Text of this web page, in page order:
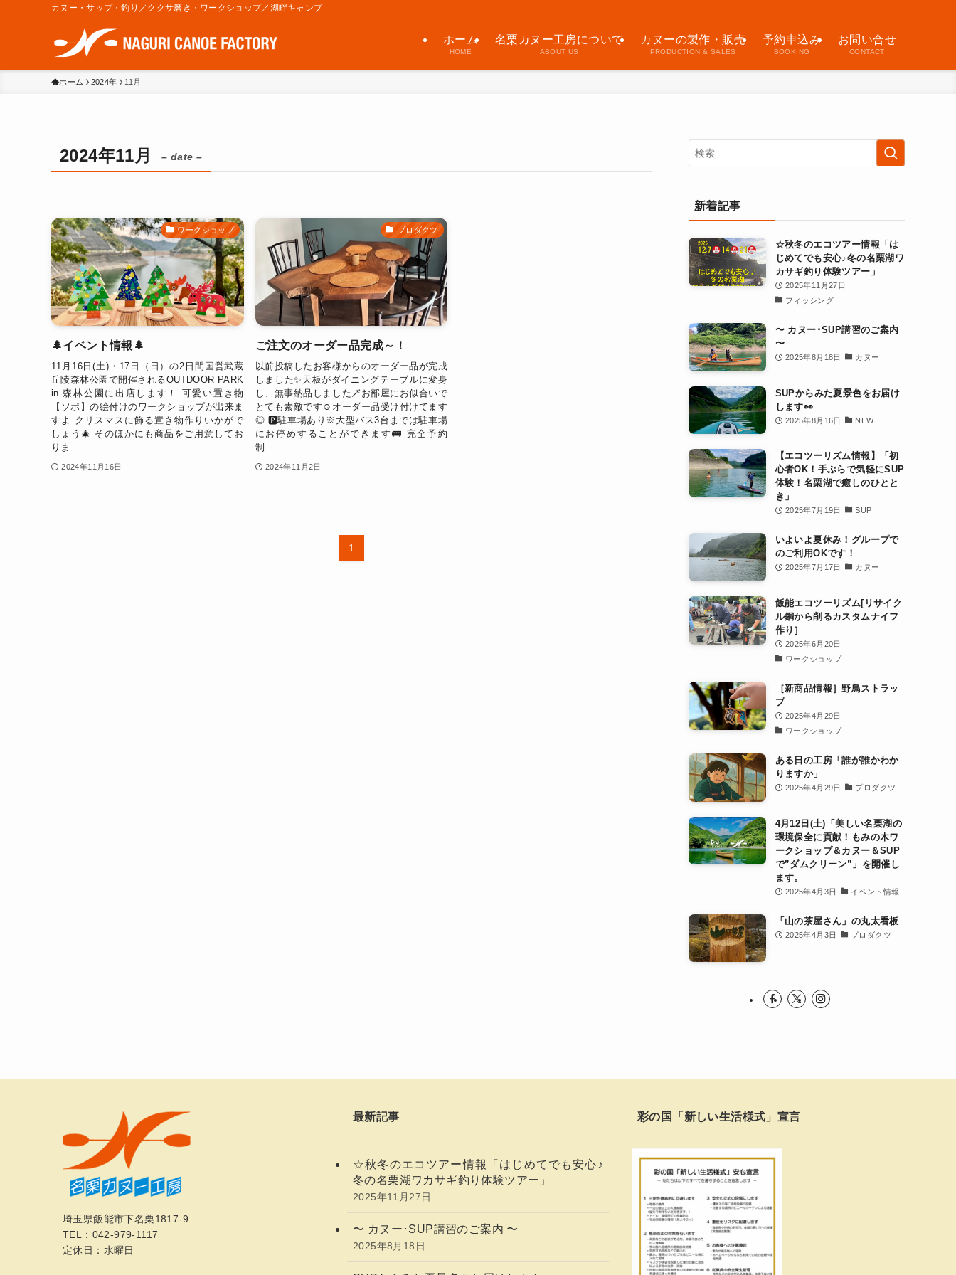
カヌー・サップ・釣り／ククサ磨き・ワークショップ／湖畔キャンプ
ホーム
HOME
名栗カヌー工房について
ABOUT US
カヌーの製作・販売
PRODUCTION & SALES
予約申込み
BOOKING
お問い合せ
CONTACT
ホーム 2024年 11月
2024年11月 – date –
ワークショップ
🌲イベント情報🌲
11月16日(土)・17日（日）の2日間国営武蔵
丘陵森林公園で開催されるOUTDOOR PARK
in 森林公園に出店します！ 可愛い置き物
【ソポ】の絵付けのワークショップが出来ま
すよ クリスマスに飾る置き物作りいかがで
しょう🎄 そのほかにも商品をご用意してお
りま...
2024年11月16日
プロダクツ
ご注文のオーダー品完成～！
以前投稿したお客様からのオーダー品が完成
しました✨天板がダイニングテーブルに変身
し、無事納品しました🪄お部屋にお似合いで
とても素敵です☺️オーダー品受け付けてます
◎ 🅿️駐車場あり※大型バス3台までは駐車場
にお停めすることができます🚌 完全予約
制...
2024年11月2日
1
新着記事
☆秋冬のエコツアー情報「は
じめてでも安心♪冬の名栗湖ワ
カサギ釣り体験ツアー」
2025年11月27日
フィッシング
〜 カヌー･SUP講習のご案内
〜
2025年8月18日 カヌー
SUPからみた夏景色をお届け
します👀
2025年8月16日 NEW
【エコツーリズム情報】「初
心者OK！手ぶらで気軽にSUP
体験！名栗湖で癒しのひとと
き」
2025年7月19日 SUP
いよいよ夏休み！グループで
のご利用OKです！
2025年7月17日 カヌー
飯能エコツーリズム[リサイク
ル鋼から削るカスタムナイフ
作り］
2025年6月20日
ワークショップ
［新商品情報‪］野鳥ストラッ
プ
2025年4月29日
ワークショップ
ある日の工房「誰が誰かわか
りますか」
2025年4月29日 プロダクツ
4月12日(土)「美しい名栗湖の
環境保全に貢献！もみの木ワ
ークショップ＆カヌー＆SUP
で”ダムクリーン”」を開催し
ます。
2025年4月3日 イベント情報
「山の茶屋さん」の丸太看板
2025年4月3日 プロダクツ
埼玉県飯能市下名栗1817-9
TEL：042-979-1117
定休日：水曜日
最新記事
☆秋冬のエコツアー情報「はじめてでも安心♪
冬の名栗湖ワカサギ釣り体験ツアー」
2025年11月27日
〜 カヌー･SUP講習のご案内 〜
2025年8月18日
彩の国「新しい生活様式」宣言